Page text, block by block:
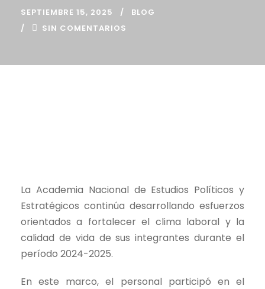
SEPTIEMBRE 15, 2025
BLOG
SIN COMENTARIOS
La Academia Nacional de Estudios Políticos y
Estratégicos continúa desarrollando esfuerzos
orientados a fortalecer el clima laboral y la
calidad de vida de sus integrantes durante el
período 2024-2025.
En este marco, el personal participó en el